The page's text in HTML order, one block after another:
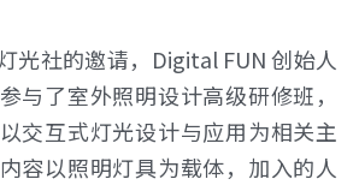
光社的邀请，Digital FUN 创始人
与了室外照明设计高级研修班，
交互式灯光设计与应用为相关主
容以照明灯具为载体，加入的人